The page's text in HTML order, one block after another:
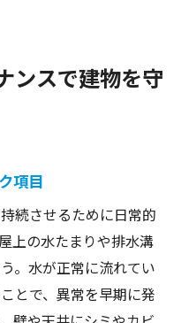
ンスで建物を守
項目
続させるために日常的
上の水たまりや排水溝
。水が正常に流れてい
とで、異常を早期に発